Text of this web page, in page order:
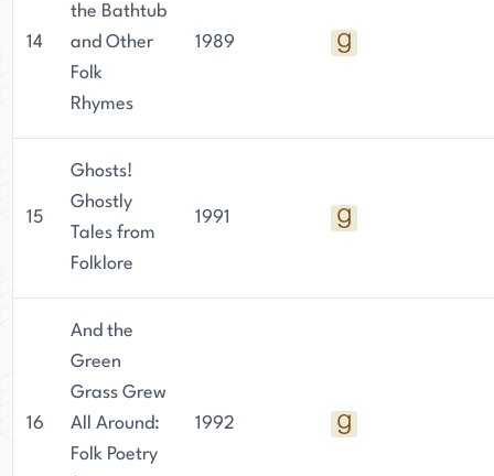
14
the Bathtub
and Other
Folk
Rhymes
1989
15
Ghosts!
Ghostly
Tales from
Folklore
1991
16
And the
Green
Grass Grew
All Around:
Folk Poetry
1992